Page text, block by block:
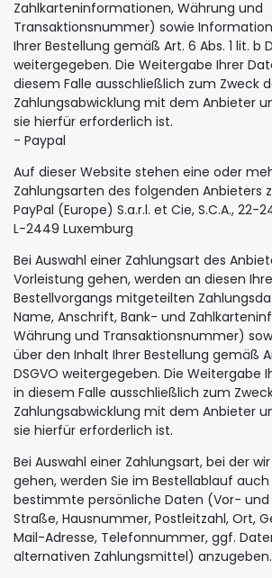
Zahlkarteninformationen, Währung und
Transaktionsnummer) sowie
Ihrer Bestellung gemäß Art. 6 Abs. 1 lit. b
weitergegeben. Die Weitergabe Ihrer
diesem Falle ausschließlich zum Zweck
Zahlungsabwicklung mit dem Anbieter
sie hierfür erforderlich ist.
- Paypal
Auf dieser Website stehen eine oder
Zahlungsarten des folgenden Anbieters
PayPal (Europe) S.a.r.l. et Cie, S.C.A., 22-
L-2449 Luxemburg
Bei Auswahl einer Zahlungsart des
Vorleistung gehen, werden an diesen
Bestellvorgangs mitgeteilten
Name, Anschrift, Bank- und
Währung und Transaktionsnummer)
über den Inhalt Ihrer Bestellung gemäß
DSGVO weitergegeben. Die Weitergabe
in diesem Falle ausschließlich zum
Zahlungsabwicklung mit dem Anbieter
sie hierfür erforderlich ist.
Bei Auswahl einer Zahlungsart, bei der
gehen, werden Sie im Bestellablauf
bestimmte persönliche Daten (Vor- und
Straße, Hausnummer, Postleitzahl, Ort,
Mail-Adresse, Telefonnummer, ggf.
alternativen Zahlungsmittel) anzugeben.